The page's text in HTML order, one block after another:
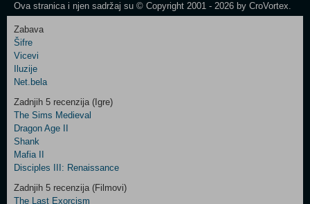
Control
Field
Two
Newsletter
Control
Field
Three
Newsletter
Ova stranica i njen sadržaj su © Copyright 2001 - 2026 by CroVortex.
Zabava
Šifre
Vicevi
Iluzije
Net.bela
Zadnjih 5 recenzija (Igre)
The Sims Medieval
Dragon Age II
Shank
Mafia II
Disciples III: Renaissance
Zadnjih 5 recenzija (Filmovi)
The Last Exorcism